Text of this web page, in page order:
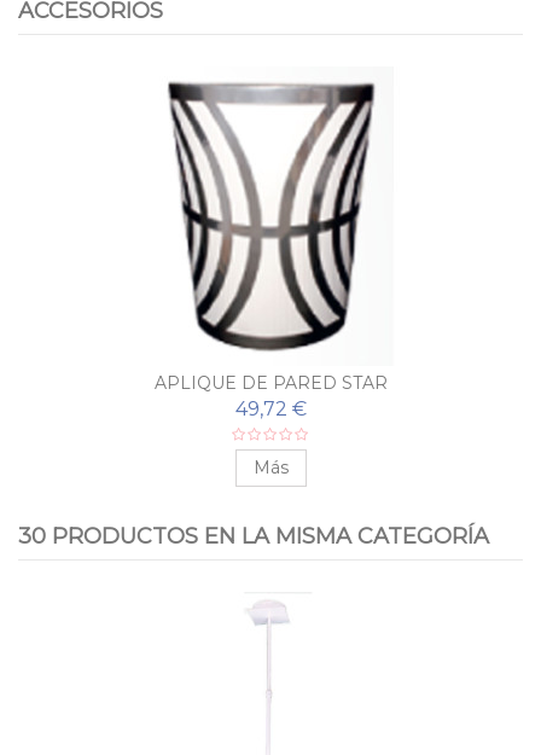
ACCESORIOS
APLIQUE DE PARED STAR
49,72 €
Más
30 PRODUCTOS EN LA MISMA CATEGORÍA